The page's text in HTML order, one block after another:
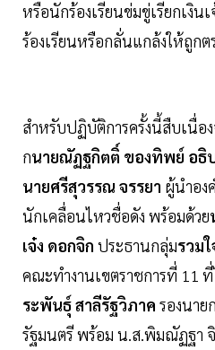
หรือนักร้องเรียนข่มขู่เรียกเงิน
ร้องเรียนหรือกลั่นแกล้งให้ถูกต
สำหรับปฏิบัติการครั้งนี้สืบเนื่อง
กนายณัฏฐกิตติ์ ของทิพย์ อธิ
นายศรีสุวรรณ จรรยา ผู้นำอง
นักเคลื่อนไหวชื่อดัง พร้อมด้วย
เจ๋ง ดอกจิก ประธานกลุ่มรวม
คณะทำงานเขตราชการที่ 11 ที่
ระพันธุ์ สาลีรัฐวิภาค รองนาย
รัฐมนตรี พร้อม น.ส.พิมณัฏฐา